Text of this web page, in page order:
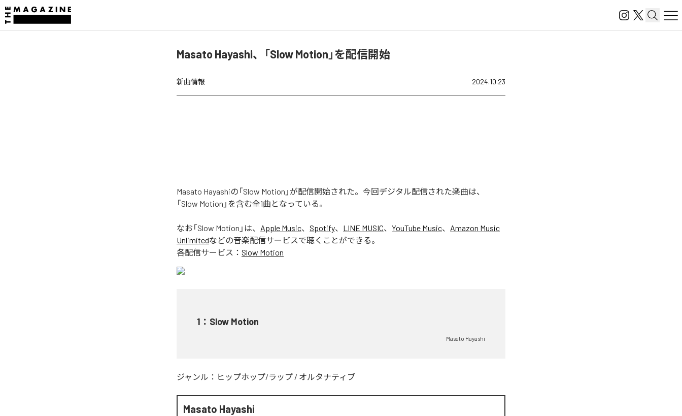
Masato Hayashi、「Slow Motion」を配信開始
新曲情報 2024.10.23
Masato Hayashiの「Slow Motion」が配信開始された。今回デジタル配信された楽曲は、
「Slow Motion」を含む全1曲となっている。
なお「Slow Motion 」は、 Apple Music、 Spotify、 LINE MUSIC、 YouTube Music、 Amazon Music
Unlimitedなどの音楽配信サービスで聴くことができる。
各配信サービス： Slow Motion
1 ： Slow Motion
Masato Hayashi
ジャンル： ヒップホップ/ラップ / オルタナティブ
Masato Hayashi